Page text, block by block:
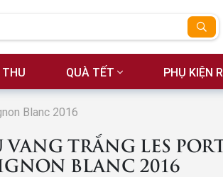
THU QUÀ TẾT PHỤ KIỆN
Blanc 2016
VANG TRẮNG LES
BLANC 2016